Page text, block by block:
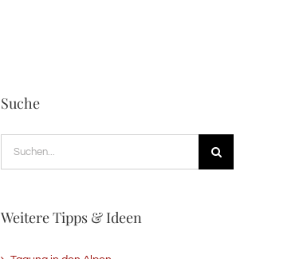
Suche
nach:
Weitere Tipps & Ideen